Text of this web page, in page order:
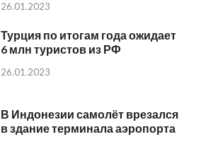
26.01.2023
Турция по итогам года ожидает
6 млн туристов из РФ
26.01.2023
В Индонезии самолёт врезался
в здание терминала аэропорта